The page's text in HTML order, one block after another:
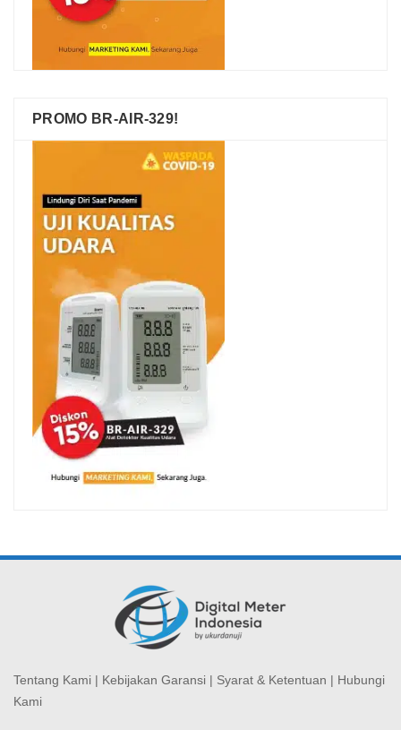
PROMO BR-AIR-329!
Tentang Kami | Kebijakan Garansi | Syarat & Ketentuan | Hubungi
Kami